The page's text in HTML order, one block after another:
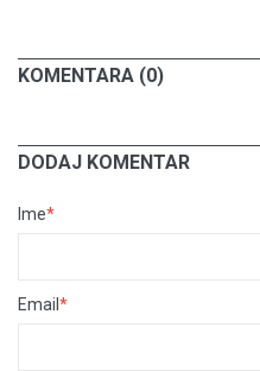
KOMENTARA (0)
DODAJ KOMENTAR
Ime*
Email*